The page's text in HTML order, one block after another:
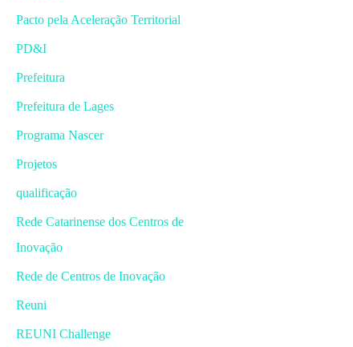
Pacto pela Aceleração Territorial
PD&I
Prefeitura
Prefeitura de Lages
Programa Nascer
Projetos
qualificação
Rede Catarinense dos Centros de
Inovação
Rede de Centros de Inovação
Reuni
REUNI Challenge